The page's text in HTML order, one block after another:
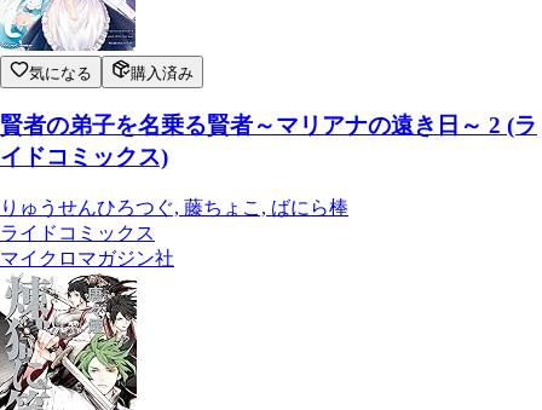
気になる 購入済み
賢者の弟子を名乗る賢者～マリアナの遠き日～ 2 (ラ
イドコミックス)
りゅうせんひろつぐ, 藤ちょこ, ばにら棒
ライドコミックス
マイクロマガジン社